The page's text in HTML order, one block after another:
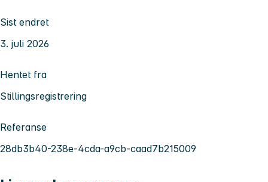
Sist endret
3. juli 2026
Hentet fra
Stillingsregistrering
Referanse
28db3b40-238e-4cda-a9cb-caad7b215009